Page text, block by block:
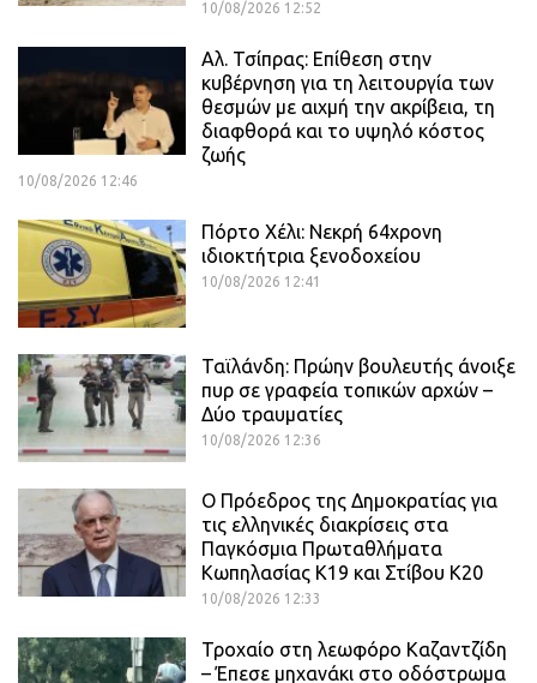
10/08/2026 12:52
Αλ. Τσίπρας: Επίθεση στην
κυβέρνηση για τη λειτουργία των
θεσμών με αιχμή την ακρίβεια, τη
διαφθορά και το υψηλό κόστος
ζωής
10/08/2026 12:46
Πόρτο Χέλι: Νεκρή 64χρονη
ιδιοκτήτρια ξενοδοχείου
10/08/2026 12:41
Ταϊλάνδη: Πρώην βουλευτής άνοιξε
πυρ σε γραφεία τοπικών αρχών –
Δύο τραυματίες
10/08/2026 12:36
Ο Πρόεδρος της Δημοκρατίας για
τις ελληνικές διακρίσεις στα
Παγκόσμια Πρωταθλήματα
Κωπηλασίας Κ19 και Στίβου Κ20
10/08/2026 12:33
Τροχαίο στη λεωφόρο Καζαντζίδη
– Έπεσε μηχανάκι στο οδόστρωμα